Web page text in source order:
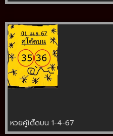
หวยคู่โต๊ดบน 1-4-67